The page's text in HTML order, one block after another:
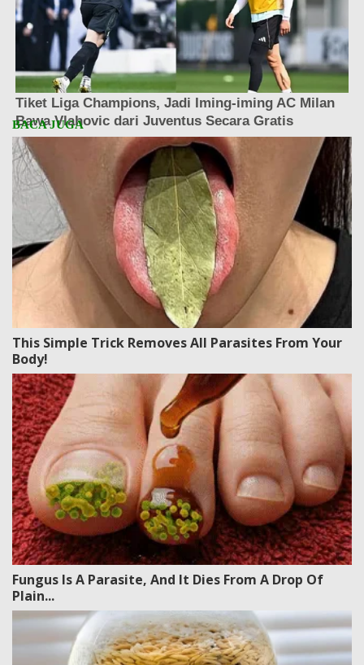
This Simple Trick Removes All Parasites From Your
Body!
Fungus Is A Parasite, And It Dies From A Drop Of
Plain...